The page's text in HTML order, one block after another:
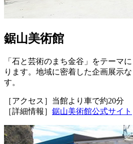
鋸山美術館
「石と芸術のまち金谷」をテーマ
ります。地域に密着した企画展示
す。
［アクセス］当館より車で約20分
［詳細情報］ 鋸山美術館公式サイト